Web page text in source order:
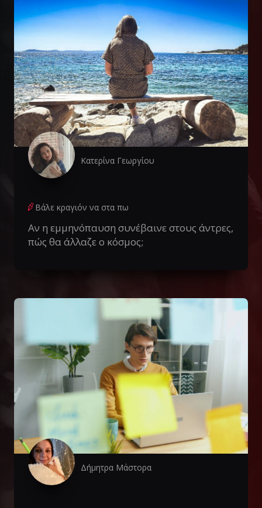
Κατερίνα Γεωργίου
Βάλε κραγιόν να στα πω
Αν η εμμηνόπαυση συνέβαινε στους άντρες,
πώς θα άλλαζε ο κόσμος;
Δήμητρα Μάστορα